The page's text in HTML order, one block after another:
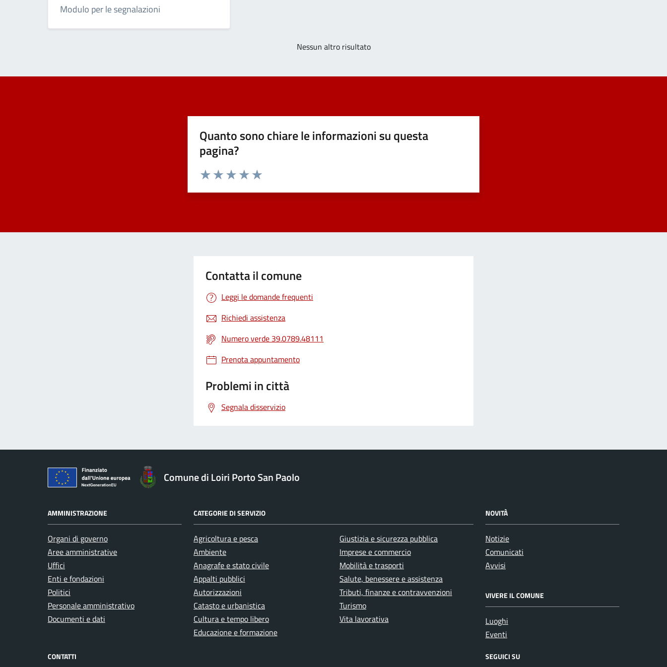
Modulo per le segnalazioni
Nessun altro risultato
Quanto sono chiare le informazioni su questa
pagina?
Contatta il comune
Leggi le domande frequenti
Richiedi assistenza
Numero verde 39.0789.48111
Prenota appuntamento
Problemi in città
Segnala disservizio
Comune di Loiri Porto San Paolo
AMMINISTRAZIONE
Organi di governo
Aree amministrative
Uffici
Enti e fondazioni
Politici
Personale amministrativo
Documenti e dati
CATEGORIE DI SERVIZIO
Agricoltura e pesca
Ambiente
Anagrafe e stato civile
Appalti pubblici
Autorizzazioni
Catasto e urbanistica
Cultura e tempo libero
Educazione e formazione
Giustizia e sicurezza pubblica
Imprese e commercio
Mobilità e trasporti
Salute, benessere e assistenza
Tributi, finanze e contravvenzioni
Turismo
Vita lavorativa
NOVITÀ
Notizie
Comunicati
Avvisi
VIVERE IL COMUNE
Luoghi
Eventi
CONTATTI SEGUICI SU